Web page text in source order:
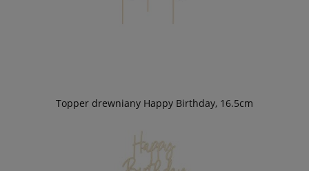
Topper drewniany Happy Birthday, 16.5cm